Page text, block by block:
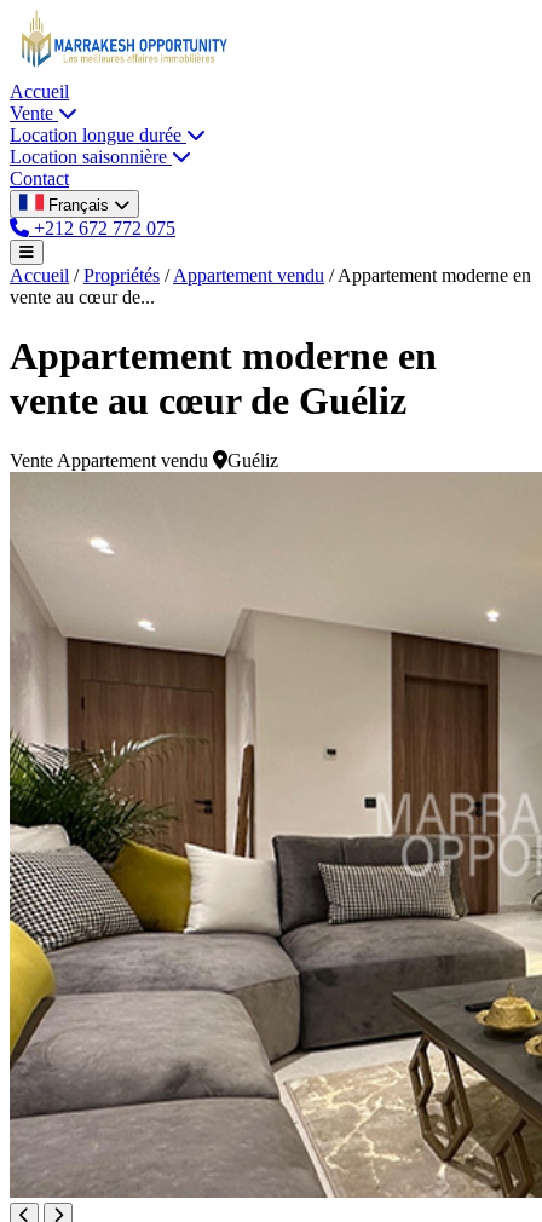
Accueil
Vente
Location longue durée
Location saisonnière
Contact
Français
+212 672 772 075
Accueil / Propriétés / Appartement vendu / Appartement moderne en
vente au cœur de...
Appartement moderne en
vente au cœur de Guéliz
Vente Appartement vendu Guéliz